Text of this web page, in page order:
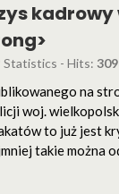
kadrowy
Statistics - Hits:
na
woj.
to już jest
takie można